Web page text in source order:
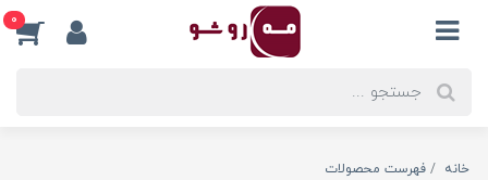
0
خانه
فهرست محصولات